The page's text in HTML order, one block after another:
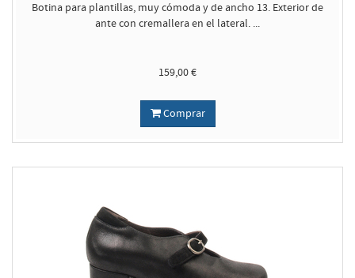
Botina para plantillas, muy cómoda y de ancho 13. Exterior de
ante con cremallera en el lateral. ...
159,00 €
Comprar